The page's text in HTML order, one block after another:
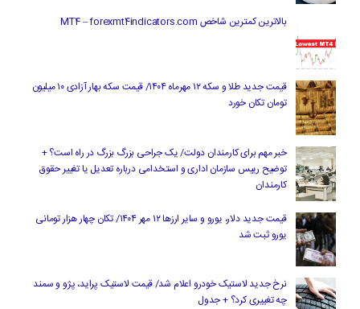
بالاترین کمترین شاخص MT4 – forexmt4indicators.com
قیمت جدید طلا و سکه ۱۲ مهرماه ۱۴۰۴/ قیمت سکه بهار آزادی ۱۰ میلیون
تومان تکان خورد
خبر مهم برای کارمندان دولت/ یک جراحی بزرگ بزرگ در راه است؟ +
توضیح رییس سازمان اداری و استخدامی درباره تعدیل یا تغییر حقوق
کارمندان
قیمت جدید دلار، یورو و سایر ارزها ۱۲ مهر ۱۴۰۴/ تکان چهار هزار تومانی
یورو ثبت شد
نرخ جدید لاستیک خودرو اعلام شد/ قیمت لاستیک پراید، پژو و سمند
چه تغییری کرد؟ + جدول